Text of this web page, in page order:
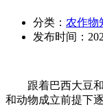
分类： 农作物
发布时间：
跟着巴西大豆和
和动物成立前提下